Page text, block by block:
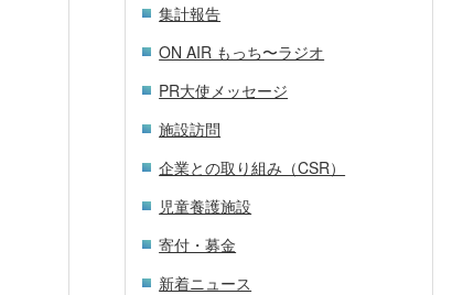
集計報告
ON AIR もっち〜ラジオ
PR大使メッセージ
施設訪問
企業との取り組み（CSR）
児童養護施設
寄付・募金
新着ニュース